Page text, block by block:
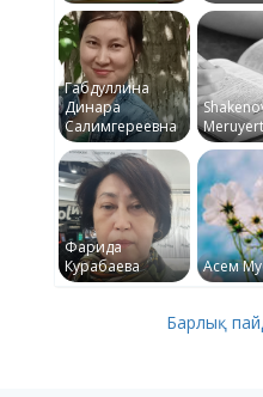
Габдуллина
Динара
Салимгереевна
Фарида
Курабаева
Асем
Барлық